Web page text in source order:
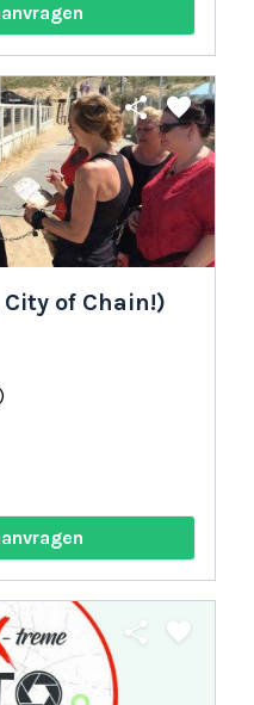
share favorite
City of Chain!)
share favorite